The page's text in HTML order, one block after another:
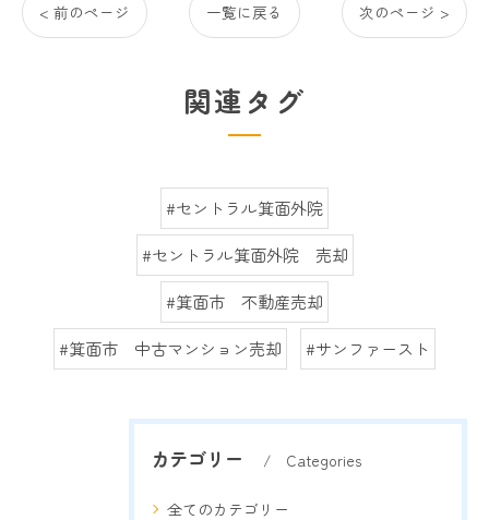
< 前のページ 一覧に戻る 次のページ >
関連タグ
#セントラル箕面外院
#セントラル箕面外院 売却
#箕面市 不動産売却
#箕面市 中古マンション売却 #サンファースト
カテゴリー Categories
全てのカテゴリー